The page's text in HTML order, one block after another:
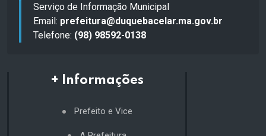
Serviço de Informação Municipal
Email: prefeitura@duquebacelar.ma.gov.br
Telefone: (98) 98592-0138
+ Informações
Prefeito e Vice